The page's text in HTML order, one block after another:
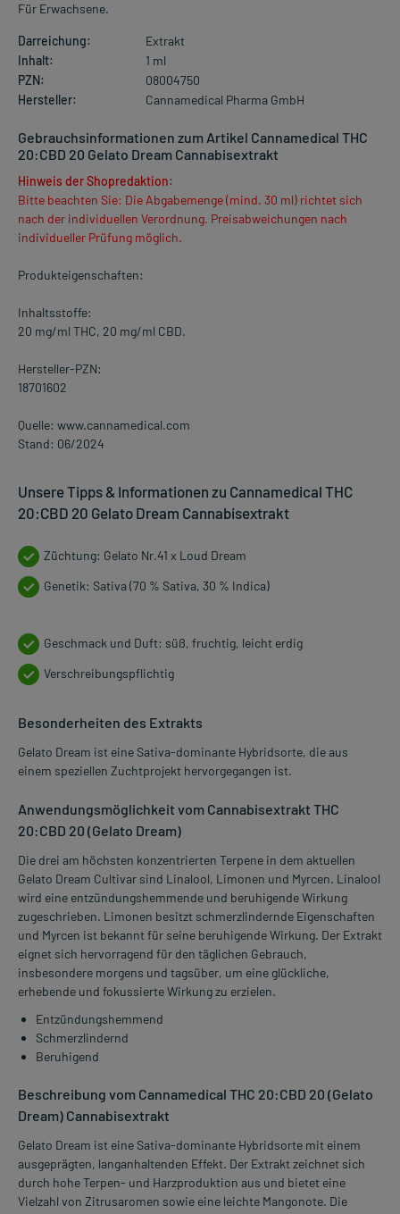
Für Erwachsene.
Darreichung:
Extrakt
Inhalt:
1 ml
PZN:
08004750
Hersteller:
Cannamedical Pharma GmbH
Gebrauchsinformationen zum Artikel Cannamedical THC
20:CBD 20 Gelato Dream Cannabisextrakt
Hinweis der Shopredaktion:
Bitte beachten Sie: Die Abgabemenge (mind. 30 ml) richtet sich
nach der individuellen Verordnung. Preisabweichungen nach
individueller Prüfung möglich.
Produkteigenschaften:
Inhaltsstoffe:
20 mg/ml THC, 20 mg/ml CBD.
Hersteller-PZN:
18701602
Quelle: www.cannamedical.com
Stand: 06/2024
Unsere Tipps & Informationen zu Cannamedical THC
20:CBD 20 Gelato Dream Cannabisextrakt
Züchtung: Gelato Nr.41 x Loud Dream
Genetik: Sativa (70 % Sativa, 30 % Indica)
Geschmack und Duft: süß, fruchtig, leicht erdig
Verschreibungspflichtig
Besonderheiten des Extrakts
Gelato Dream ist eine Sativa-dominante Hybridsorte, die aus
einem speziellen Zuchtprojekt hervorgegangen ist.
Anwendungsmöglichkeit vom Cannabisextrakt THC
20:CBD 20 (Gelato Dream)
Die drei am höchsten konzentrierten Terpene in dem aktuellen
Gelato Dream Cultivar sind Linalool, Limonen und Myrcen. Linalool
wird eine entzündungshemmende und beruhigende Wirkung
zugeschrieben. Limonen besitzt schmerzlindernde Eigenschaften
und Myrcen ist bekannt für seine beruhigende Wirkung. Der Extrakt
eignet sich hervorragend für den täglichen Gebrauch,
insbesondere morgens und tagsüber, um eine glückliche,
erhebende und fokussierte Wirkung zu erzielen.
Entzündungshemmend
Schmerzlindernd
Beruhigend
Beschreibung vom Cannamedical THC 20:CBD 20 (Gelato
Dream) Cannabisextrakt
Gelato Dream ist eine Sativa-dominante Hybridsorte mit einem
ausgeprägten, langanhaltenden Effekt. Der Extrakt zeichnet sich
durch hohe Terpen- und Harzproduktion aus und bietet eine
Vielzahl von Zitrusaromen sowie eine leichte Mangonote. Die